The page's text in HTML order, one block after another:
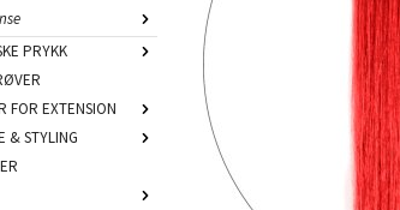
PRYKK
FOR EXTENSION
& STYLING